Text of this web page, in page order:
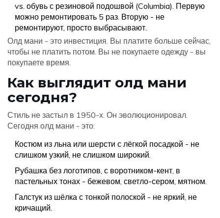
vs. обувь с резиновой подошвой (Columbia). Первую
можно ремонтировать 5 раз. Вторую - не
ремонтируют, просто выбрасывают.
Олд мани - это инвестиция. Вы платите больше сейчас,
чтобы не платить потом. Вы не покупаете одежду - вы
покупаете время.
Как выглядит олд мани
сегодня?
Стиль не застыл в 1950-х. Он эволюционировал.
Сегодня олд мани - это:
Костюм из льна или шерсти с лёгкой посадкой - не
слишком узкий, не слишком широкий.
Рубашка без логотипов, с воротником-кент, в
пастельных тонах - бежевом, светло-сером, мятном.
Галстук из шёлка с тонкой полоской - не яркий, не
кричащий.